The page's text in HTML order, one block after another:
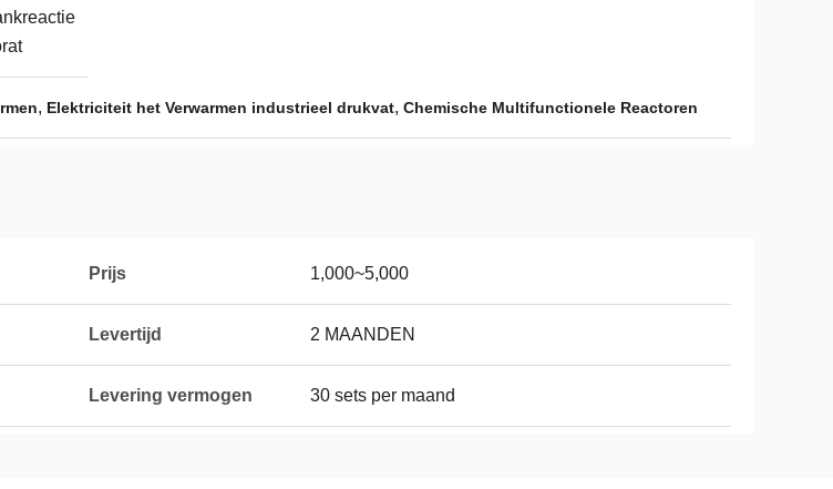
, Elektriciteit het Verwarmen industrieel drukvat, Chemische Multifunctionele Reactoren
Prijs 1,000~5,000
Levertijd 2 MAANDEN
Levering vermogen 30 sets per maand